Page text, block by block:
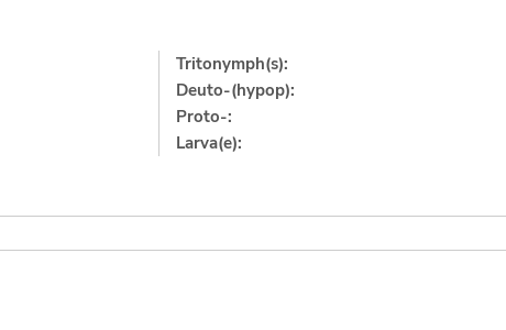
Tritonymph(s):
Deuto-(hypop):
Proto-:
Larva(e):